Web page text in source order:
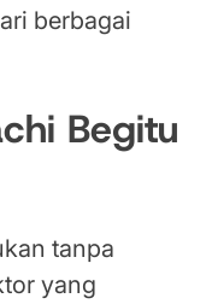
berbagai
Begitu
tanpa
yang